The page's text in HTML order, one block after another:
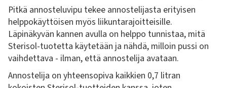
Pitkä annosteluvipu tekee annostelijasta erityisen
helppokäyttöisen myös liikuntarajoitteisille.
Läpinäkyvän kannen avulla on helppo tunnistaa, mitä
Sterisol-tuotetta käytetään ja nähdä, milloin pussi on
vaihdettava - ilman, että annostelija avataan.
Annostelija on yhteensopiva kaikkien 0,7 litran